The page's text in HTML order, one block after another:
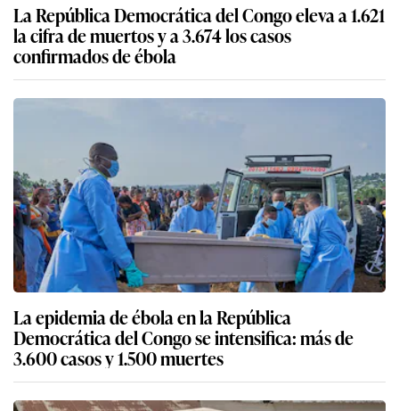
La República Democrática del Congo eleva a 1.621
la cifra de muertos y a 3.674 los casos
confirmados de ébola
La epidemia de ébola en la República
Democrática del Congo se intensifica: más de
3.600 casos y 1.500 muertes